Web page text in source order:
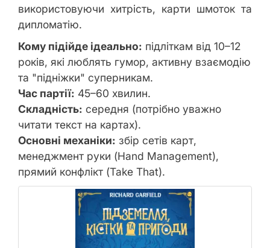
використовуючи хитрість, карти шмоток та
дипломатію.
Кому підійде ідеально: підліткам від 10–12
років, які люблять гумор, активну взаємодію
та "підніжки" суперникам.
Час партії: 45–60 хвилин.
Складність: середня (потрібно уважно
читати текст на картах).
Основні механіки: збір сетів карт,
менеджмент руки (Hand Management),
прямий конфлікт (Take That).